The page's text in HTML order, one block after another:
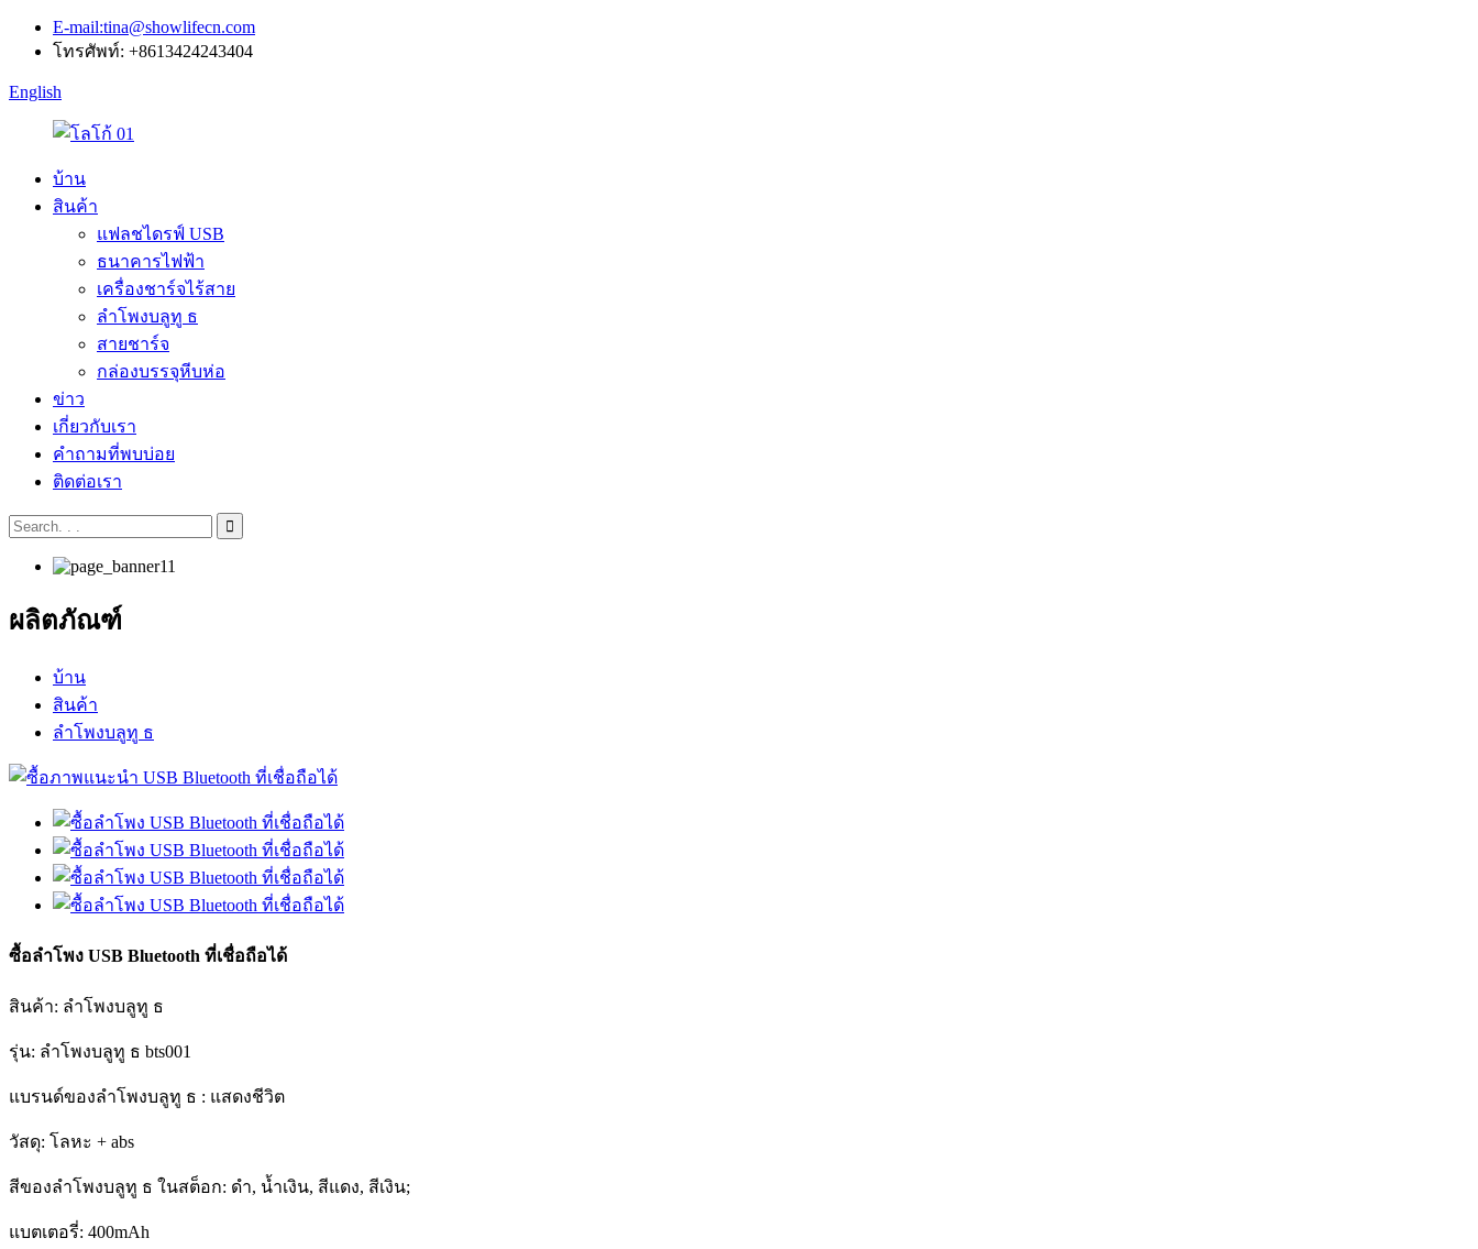
E-mail:tina@showlifecn.com
โทรศัพท์: +8613424243404
English
บ้าน
สินค้า
แฟลชไดรฟ์ USB
ธนาคารไฟฟ้า
เครื่องชาร์จไร้สาย
ลำโพงบลูทู ธ
สายชาร์จ
กล่องบรรจุหีบห่อ
ข่าว
เกี่ยวกับเรา
คำถามที่พบบ่อย
ติดต่อเรา
ผลิตภัณฑ์
บ้าน
สินค้า
ลำโพงบลูทู ธ
ซื้อลำโพง USB Bluetooth ที่เชื่อถือได้
สินค้า: ลำโพงบลูทู ธ
รุ่น: ลำโพงบลูทู ธ bts001
แบรนด์ของลำโพงบลูทู ธ : แสดงชีวิต
วัสดุ: โลหะ + abs
สีของลำโพงบลูทู ธ ในสต็อก: ดำ, น้ำเงิน, สีแดง, สีเงิน;
แบตเตอรี่: 400mAh